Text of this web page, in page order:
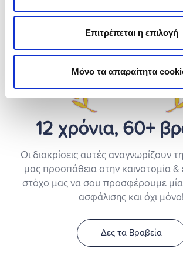
Επιτρέπεται η επιλογή
Μόνο τα απαραίτητα
12 χρόνια, 60+
Οι διακρίσεις αυτές αναγνωρίζουν
μας προσπάθεια στην καινοτομία &
στόχο μας να σου προσφέρουμε μία
ασφάλισης και όχι μόνο!
Δες τα Βραβεία